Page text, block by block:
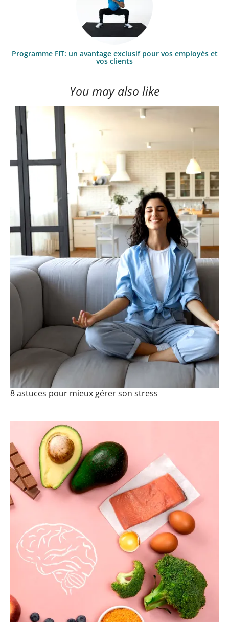
Programme FIT: un avantage exclusif pour vos employés et
vos clients
You may also like
8 astuces pour mieux gérer son stress